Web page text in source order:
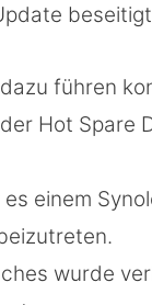
führen
Hot Spare
einem
wurde